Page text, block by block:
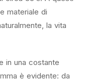
materiale di
la vita
in una costante
è evidente: da